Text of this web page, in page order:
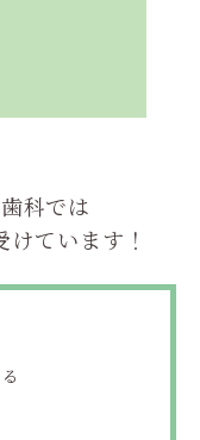
科では
ています！